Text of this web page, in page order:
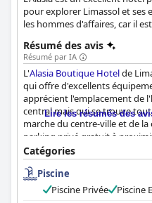
pour explorer Limassol et ses
les hommes d'affaires, car il
Résumé des avis
Résumé par IA
L'Alasia Boutique Hotelde
qui offre d'excellents
apprécient l'emplacement de
central mais qui se trouve
marche du centre-ville et de
parking privé gratuit à
avec une bonne variété de
des plats délicieux. Les
bien équipées, avec des
frais et une bonne connexion
Lire les résumés des
Catégories
Piscine
Piscine Privée
Piscine